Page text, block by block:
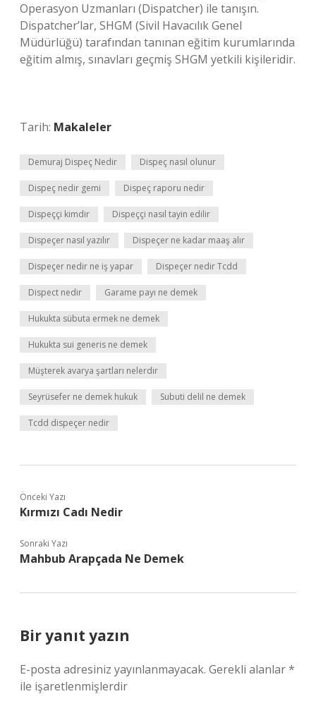
Operasyon Uzmanları (Dispatcher) ile tanışın.
Dispatcher’lar, SHGM (Sivil Havacılık Genel
Müdürlüğü) tarafından tanınan eğitim kurumlarında
eğitim almış, sınavları geçmiş SHGM yetkili kişileridir.
Tarih: Makaleler
Demuraj Dispeç Nedir Dispeç nasıl olunur
Dispeç nedir gemi Dispeç raporu nedir
Dispeççi kimdir Dispeççi nasıl tayin edilir
Dispeçer nasıl yazılır Dispeçer ne kadar maaş alır
Dispeçer nedir ne iş yapar Dispeçer nedir Tcdd
Dispect nedir Garame payı ne demek
Hukukta sübuta ermek ne demek
Hukukta sui generis ne demek
Müşterek avarya şartları nelerdir
Seyrüsefer ne demek hukuk Subuti delil ne demek
Tcdd dispeçer nedir
Önceki Yazı
Kırmızı Cadı Nedir
Sonraki Yazı
Mahbub Arapçada Ne Demek
Bir yanıt yazın
E-posta adresiniz yayınlanmayacak. Gerekli alanlar*
ile işaretlenmişlerdir